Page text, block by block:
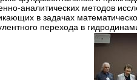
аналитических методов
в задачах
перехода в